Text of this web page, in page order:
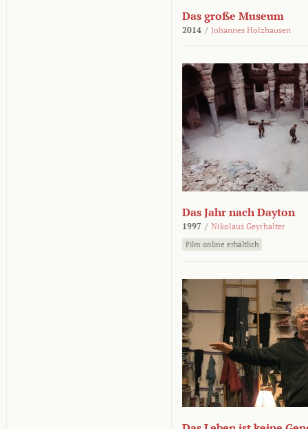
Das große Museum
2014 / Johannes Holzhausen
Das Jahr nach Dayton
1997 / Nikolaus Geyrhalter
Film online erhältlich